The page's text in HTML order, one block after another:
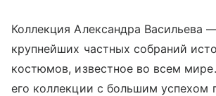
Коллекция Александра Васильева
крупнейших частных собраний
костюмов, известное во всем
его коллекции с большим успехом